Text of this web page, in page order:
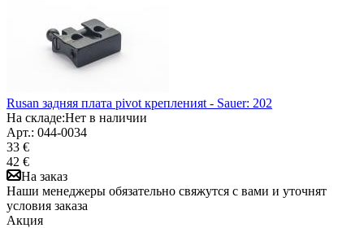
Rusan задняя плата pivot крепленияt - Sauer: 202
На складе:Нет в наличии
Арт.: 044-0034
33 €
42 €
На заказ
Наши менеджеры обязательно свяжутся с вами и уточнят
условия заказа
Акция